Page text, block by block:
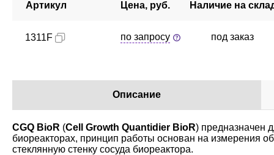
Артикул Цена, руб. Наличие на
1311F по запросу под заказ
Описание
CGQ BioR (Cell Growth Quantidier BioR) предназначен
биореакторах, принцип работы основан на измерения
стеклянную стенку сосуда биореактора.